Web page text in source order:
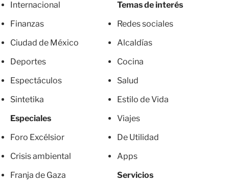
Internacional
Finanzas
Ciudad de México
Deportes
Espectáculos
Sintetika
Especiales
Foro Excélsior
Crisis ambiental
Franja de Gaza
Temas de interés
Redes sociales
Alcaldías
Cocina
Salud
Estilo de Vida
Viajes
De Utilidad
Apps
Servicios